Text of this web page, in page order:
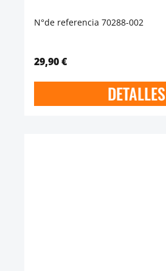
N°de referencia 70288-002
29,90 €
DETALLES